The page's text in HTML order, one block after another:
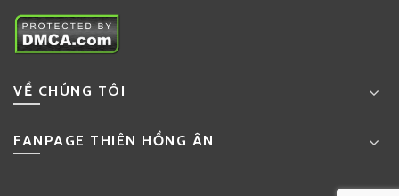
VỀ CHÚNG TÔI
FANPAGE THIÊN HỒNG ÂN